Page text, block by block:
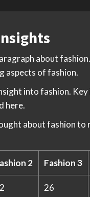
about
aspects of fashion.
into fashion. Key
here.
about fashion to
2 Fashion 3
26